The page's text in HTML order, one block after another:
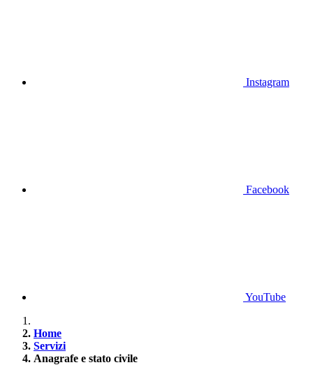
Instagram
Facebook
YouTube
Home
Servizi
Anagrafe e stato civile